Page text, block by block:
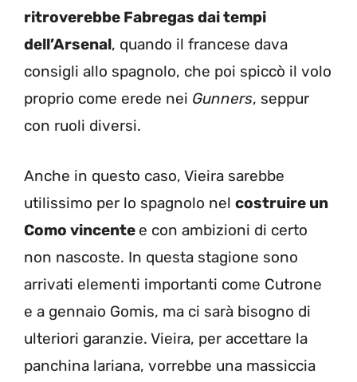
ritroverebbe Fabregas dai tempi
dell’Arsenal, quando il francese dava
consigli allo spagnolo, che poi spiccò il volo
proprio come erede nei Gunners, seppur
con ruoli diversi.
Anche in questo caso, Vieira sarebbe
utilissimo per lo spagnolo nel costruire un
Como vincente e con ambizioni di certo
non nascoste. In questa stagione sono
arrivati elementi importanti come Cutrone
e a gennaio Gomis, ma ci sarà bisogno di
ulteriori garanzie. Vieira, per accettare la
panchina lariana, vorrebbe una massiccia